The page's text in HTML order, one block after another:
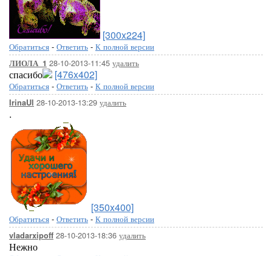
[300x224]
Обратиться - Ответить - К полной версии
ЛИОЛА_1 28-10-2013-11:45 удалить
спасибо [476x402]
Обратиться - Ответить - К полной версии
IrinaUl 28-10-2013-13:29 удалить
.
[350x400]
Обратиться - Ответить - К полной версии
vladarxipoff 28-10-2013-18:36 удалить
Нежно